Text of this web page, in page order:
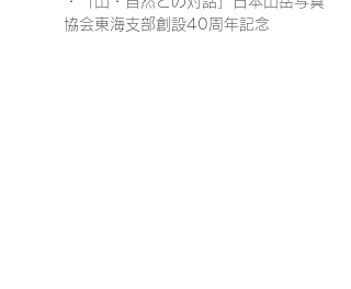
協会東海支部創設40周年記念